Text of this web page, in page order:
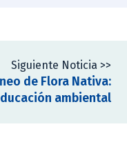
Siguiente Noticia >>
de Flora Nativa:
ambiental